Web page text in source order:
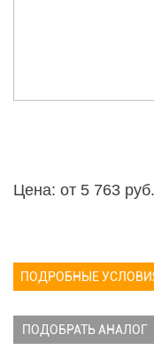
Цена: от 5 763 руб.
ПОДРОБНЫЕ
ПОДОБРАТЬ АНАЛОГ